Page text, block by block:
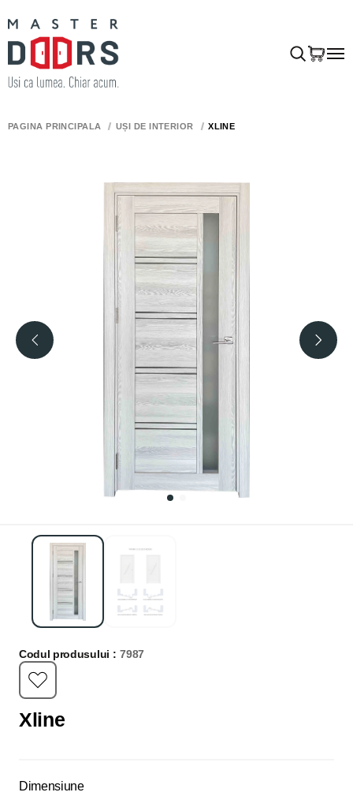
PAGINA PRINCIPALĂ UȘI DE INTERIOR XLINE
Codul produsului : 7987
Xline
Dimensiune